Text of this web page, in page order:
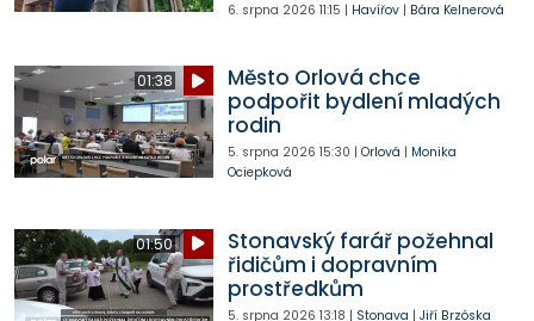
6. srpna 2026 11:15 | Havířov| Bára Kelnerová
01:38
Město Orlová chce
podpořit bydlení mladých
rodin
5. srpna 2026 15:30 | Orlová | Monika
Ociepková
01:50
Stonavský farář požehnal
řidičům i dopravním
prostředkům
5. srpna 2026 13:18 | Stonava | Jiří Brzóska